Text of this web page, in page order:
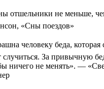
отшельники не меньше,
«Сны поездов»
человеку беда, которая
случиться. За привычную
ничего не менять». —